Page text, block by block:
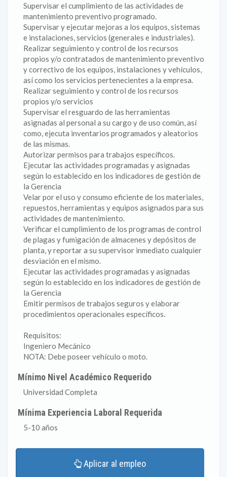
Supervisar el cumplimiento de las actividades de
mantenimiento preventivo programado.
Supervisar y ejecutar mejoras a los equipos, sistemas
e instalaciones, servicios (generales e industriales).
Realizar seguimiento y control de los recursos
propios y/o contratados de mantenimiento preventivo
y correctivo de los equipos, instalaciones y vehículos,
así como los servicios pertenecientes a la empresa.
Realizar seguimiento y control de los recursos
propios y/o servicios
Supervisar el resguardo de las herramientas
asignadas al personal a su cargo y de uso común, así
como, ejecuta inventarios programados y aleatorios
de las mismas.
Autorizar permisos para trabajos específicos.
Ejecutar las actividades programadas y asignadas
según lo establecido en los indicadores de gestión de
la Gerencia
Velar por el uso y consumo eficiente de los materiales,
repuestos, herramientas y equipos asignados para sus
actividades de mantenimiento.
Verificar el cumplimiento de los programas de control
de plagas y fumigación de almacenes y depósitos de
planta, y reportar a su supervisor inmediato cualquier
desviación en el mismo.
Ejecutar las actividades programadas y asignadas
según lo establecido en los indicadores de gestión de
la Gerencia
Emitir permisos de trabajos seguros y elaborar
procedimientos operacionales específicos.
Requisitos:
Ingeniero Mecánico
NOTA: Debe poseer vehículo o moto.
Mínimo Nivel Académico Requerido
Universidad Completa
Mínima Experiencia Laboral Requerida
5-10 años
Aplicar al empleo